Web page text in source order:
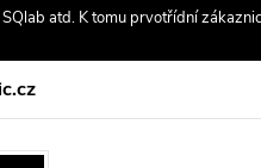
atd. K tomu prvotřídní